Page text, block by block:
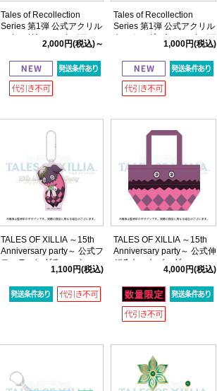
Tales of Recollection
Series 第1弾 公式アクリル
スタンド(ファンタジア ミ
2,000円(税込)～
Tales of Recollection
Series 第1弾 公式アクリル
キーホルダー(ファンタジア
1,000円(税込)
TALES OF XILLIA ～15th
Anniversary party～ 公式フ
ローティングチャーム
1,100円(税込)
TALES OF XILLIA ～15th
Anniversary party～ 公式伸
びるトートバッグ
4,000円(税込)